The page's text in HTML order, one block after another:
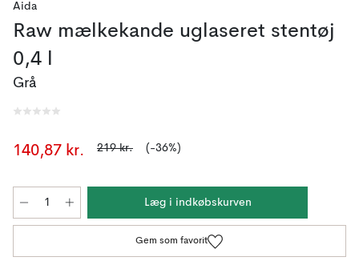
Aida
Raw mælkekande uglaseret stentøj
0,4 l
Grå
140,87 kr. 219 kr. (-36%)
Læg i indkøbskurven
Gem som favorit